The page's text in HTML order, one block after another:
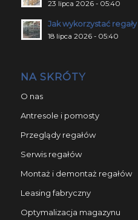
23 lipca 2026 - 05:40
Jak wykorzystać
18 lipca 2026 - 05:40
NA SKRÓTY
O nas
Antresole i pomosty
Przeglądy regałów
Serwis regałów
Montaż i demontaż regałów
Leasing fabryczny
Optymalizacja magazynu